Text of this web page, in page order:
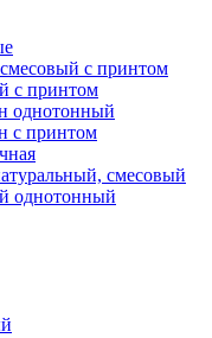
с принтом
с принтом
однотонный
с принтом
смесовый
однотонный